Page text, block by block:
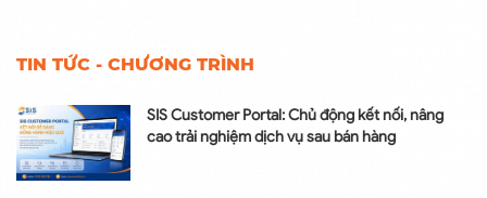
TIN TỨC - CHƯƠNG TRÌNH
SIS Customer Portal: Chủ động kết nối, nâng
cao trải nghiệm dịch vụ sau bán hàng